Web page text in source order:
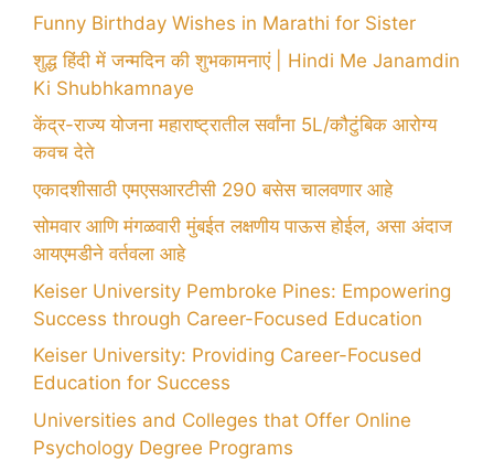
Funny Birthday Wishes in Marathi for Sister
शुद्ध हिंदी में जन्मदिन की शुभकामनाएं | Hindi Me Janamdin
Ki Shubhkamnaye
केंद्र-राज्य योजना महाराष्ट्रातील सर्वांना 5L/कौटुंबिक आरोग्य
कवच देते
एकादशीसाठी एमएसआरटीसी 290 बसेस चालवणार आहे
सोमवार आणि मंगळवारी मुंबईत लक्षणीय पाऊस होईल, असा अंदाज
आयएमडीने वर्तवला आहे
Keiser University Pembroke Pines: Empowering
Success through Career-Focused Education
Keiser University: Providing Career-Focused
Education for Success
Universities and Colleges that Offer Online
Psychology Degree Programs